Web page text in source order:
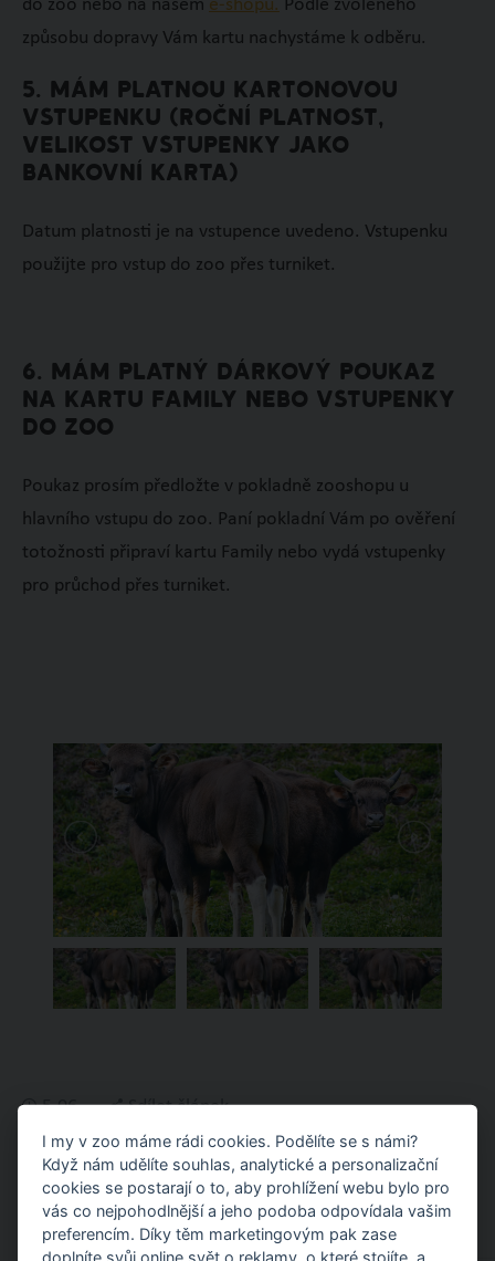
do zoo nebo na našem e-shopu. Podle zvoleného
způsobu dopravy Vám kartu nachystáme k odběru.
5. MÁM PLATNOU KARTONOVOU
VSTUPENKU (ROČNÍ PLATNOST,
VELIKOST VSTUPENKY JAKO
BANKOVNÍ KARTA)
Datum platnosti je na vstupence uvedeno. Vstupenku
použijte pro vstup do zoo přes turniket.
6. MÁM PLATNÝ DÁRKOVÝ POUKAZ
NA KARTU FAMILY NEBO VSTUPENKY
DO ZOO
Poukaz prosím předložte v pokladně zooshopu u
hlavního vstupu do zoo. Paní pokladní Vám po ověření
totožnosti připraví kartu Family nebo vydá vstupenky
pro průchod přes turniket.
5.06. Sdílet článek
MOHLO BY VÁS ZAJÍMAT
Otevírací doba
I my v zoo máme rádi cookies. Podělíte se s námi?
Když nám udělíte souhlas, analytické a personalizační
cookies se postarají o to, aby prohlížení webu bylo pro
vás co nejpohodlnější a jeho podoba odpovídala vašim
preferencím. Díky těm marketingovým pak zase
doplníte svůj online svět o reklamy, o které stojíte, a